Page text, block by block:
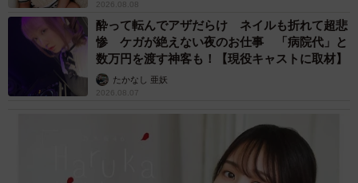
2026.08.08
酔って転んでアザだらけ ネイルも折れて超悲
惨 ケガが絶えない夜のお仕事 「病院代」と
数万円を渡す神客も！【現役キャストに取材】
たかなし 亜妖
2026.08.07